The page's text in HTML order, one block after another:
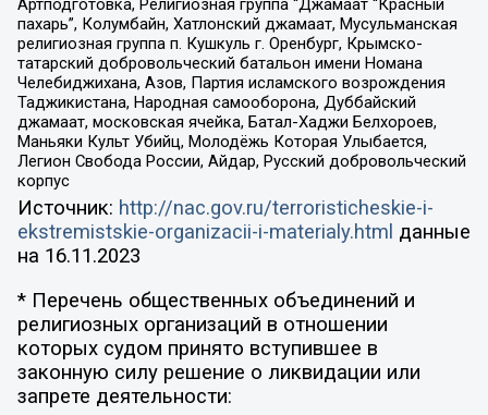
Артподготовка, Религиозная группа “Джамаат “Красный
пахарь”, Колумбайн, Хатлонский джамаат, Мусульманская
религиозная группа п. Кушкуль г. Оренбург, Крымско-
татарский добровольческий батальон имени Номана
Челебиджихана, Азов, Партия исламского возрождения
Таджикистана, Народная самооборона, Дуббайский
джамаат, московская ячейка, Батал-Хаджи Белхороев,
Маньяки Культ Убийц, Молодёжь Которая Улыбается,
Легион Свобода России, Айдар, Русский добровольческий
корпус
Источник: http://nac.gov.ru/terroristicheskie-i-
ekstremistskie-organizacii-i-materialy.html данные
на 16.11.2023
* Перечень общественных объединений и
религиозных организаций в отношении
которых судом принято вступившее в
законную силу решение о ликвидации или
запрете деятельности: